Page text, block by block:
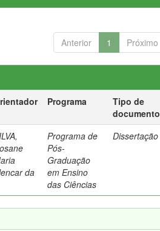
Anterior 1 Próximo
Programa
Tipo de
documento
da
Programa de
Pós-
Graduação
em Ensino
das Ciências
Dissertação